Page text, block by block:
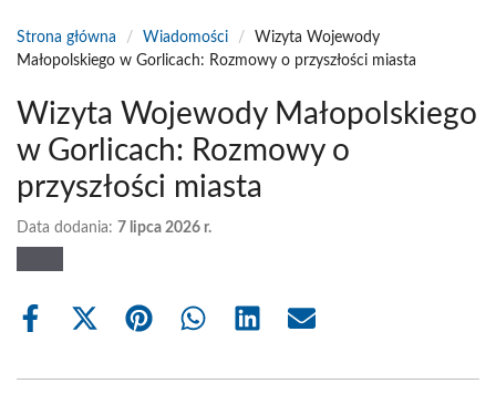
Strona główna / Wiadomości /
Wizyta Wojewody
Małopolskiego w Gorlicach: Rozmowy o przyszłości miasta
Wizyta Wojewody Małopolskiego
w Gorlicach: Rozmowy o
przyszłości miasta
Data dodania: 7 lipca 2026 r.
Share
Share
(Twitter)
Share Share Share Share